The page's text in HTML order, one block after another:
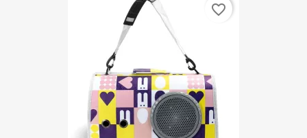
favorite_border